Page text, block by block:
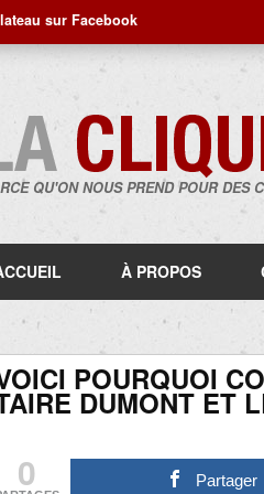
sur Facebook
QU'ON NOUS PREND POUR DES
À PROPOS
POURQUOI
DUMONT ET
0 Partager